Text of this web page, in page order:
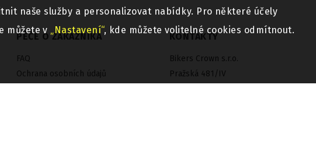
naše služby a personalizovat nabídky. Pro některé účely
můžete v „Nastavení“, kde můžete volitelné cookies odmítnout.
PÉČE O ZÁKAZNÍKA
FAQ
Ochrana osobních údajů
KONTAKTY
Bikers Crown s.r.o.
Pražská 481/IV